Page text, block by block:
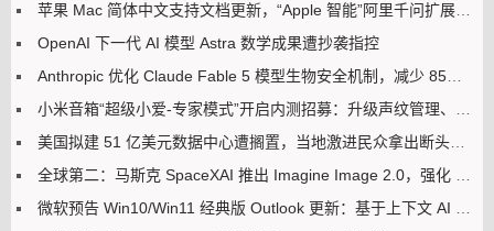
苹果 Mac 简体中文支持文档更新，“Apple 智能”阿里千问扩展现身了
OpenAI 下一代 AI 模型 Astra 数学成果遭抄袭指控
Anthropic 优化 Claude Fable 5 模型生物安全机制，减少 85% 误拦截
小米音箱“超级小爱-专家模式”开启内测招募：升级声纹管理、语音歌单等功能
美国拟建 51 亿美元数据中心遭搁置，当地激进民众拿出断头台以示抗议
全球第二：马斯克 SpaceXAI 推出 Imagine Image 2.0，强化 AI 生图 / 编辑能力
微软预告 Win10/Win11 经典版 Outlook 更新：基于上下文 AI 解释用户选中文本